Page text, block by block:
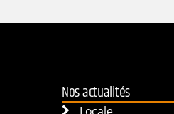
Nos actualités